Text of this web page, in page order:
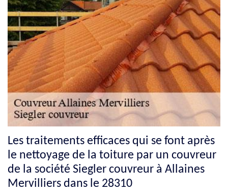
Les traitements efficaces qui se font après
le nettoyage de la toiture par un couvreur
de la société Siegler couvreur à Allaines
Mervilliers dans le 28310